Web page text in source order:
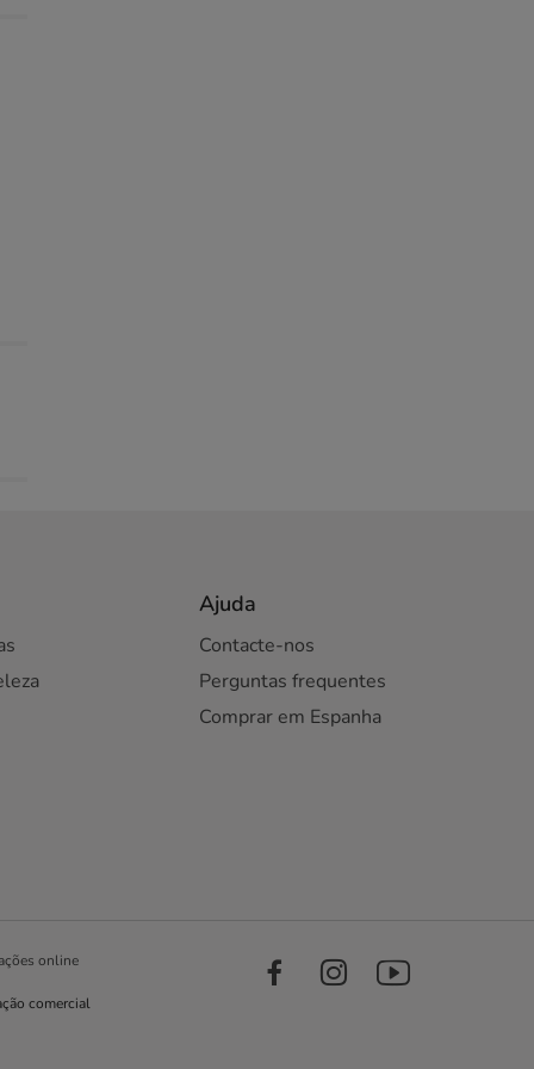
Ajuda
Contacte-nos
Perguntas frequentes
Comprar em Espanha
online
comercial